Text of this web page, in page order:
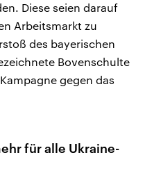
Diese seien darauf
Arbeitsmarkt zu
des bayerischen
Bovenschulte
gegen das
für alle Ukraine-